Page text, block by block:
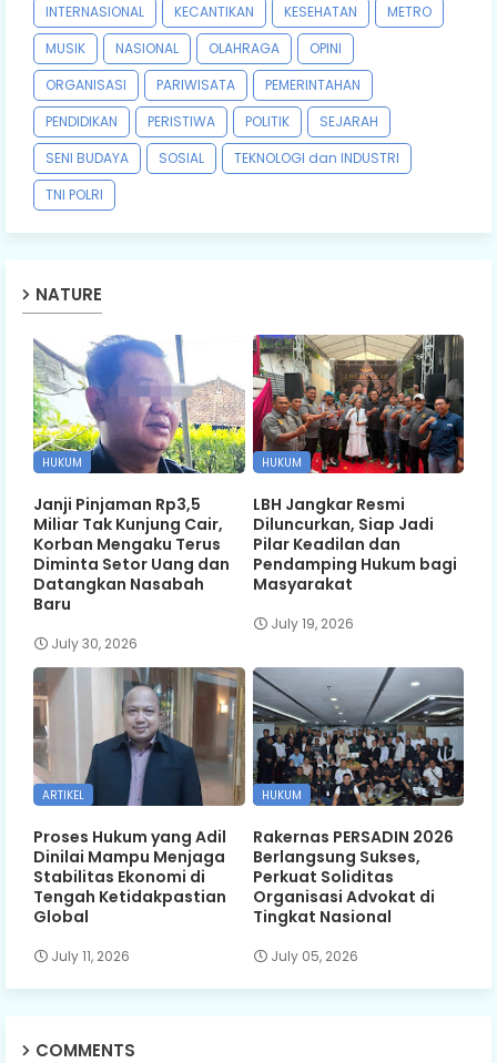
INTERNASIONAL
KECANTIKAN KESEHATAN
METRO
MUSIK
NASIONAL OLAHRAGA
OPINI
ORGANISASI
PARIWISATA
PEMERINTAHAN
PENDIDIKAN
PERISTIWA POLITIK
SEJARAH
SENI BUDAYA
SOSIAL
TEKNOLOGI dan INDUSTRI
TNI POLRI
NATURE
HUKUM
Janji Pinjaman Rp3,5
Miliar Tak Kunjung Cair,
Korban Mengaku Terus
Diminta Setor Uang dan
Datangkan Nasabah
Baru
July 30, 2026
HUKUM
LBH Jangkar Resmi
Diluncurkan, Siap Jadi
Pilar Keadilan dan
Pendamping Hukum bagi
Masyarakat
July 19, 2026
ARTIKEL
Proses Hukum yang Adil
Dinilai Mampu Menjaga
Stabilitas Ekonomi di
Tengah Ketidakpastian
Global
July 11, 2026
HUKUM
Rakernas PERSADIN 2026
Berlangsung Sukses,
Perkuat Soliditas
Organisasi Advokat di
Tingkat Nasional
July 05, 2026
COMMENTS